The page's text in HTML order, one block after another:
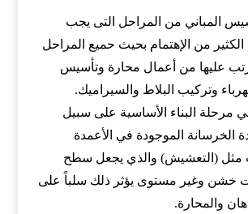
المباني من المراحل التى يجب
الكثير من الإهتمام بحيث حميع المراحل
تترتب عليها من أعمال محارة وتأسيس
وتركيب البلاط والسيراميك.
مرحلة البناء الأساسية على سبيل
الخرسانة الموجودة في الأعمدة
مثل (التعشيش) والذي يجعل سطح
خشن وغير مستوى يؤثر ذلك سلباً على
والمحارة.